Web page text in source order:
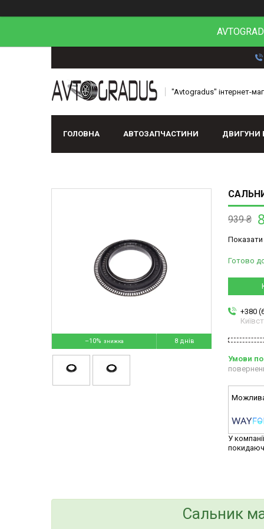
"Avtogradus" інтернет-
ГОЛОВНА АВТОЗАПЧАСТИНИ ДВИГУНИ
–10% 8 днів
939 ₴
Показати
Готово
+380
У
Сальник